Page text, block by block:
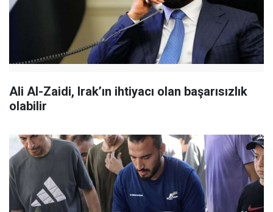
Ali Al-Zaidi, Irak’ın ihtiyacı olan başarısızlık
olabilir